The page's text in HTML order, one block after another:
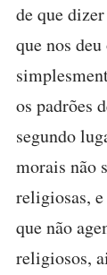
de que
que nos
os padrões
segundo
morais não
religiosas,
que não
religiosos,